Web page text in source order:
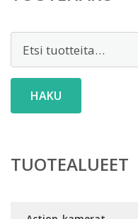
HAKU
TUOTEALUEET